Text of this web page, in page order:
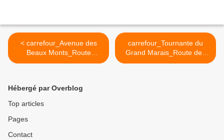
< carrefour_Avenue des
Beaux Monts_Route
Eugénie (2)
carrefour_Tournante du
Grand Marais_Route des
Prés de la Brévière >
Hébergé par Overblog
Top articles
Pages
Contact